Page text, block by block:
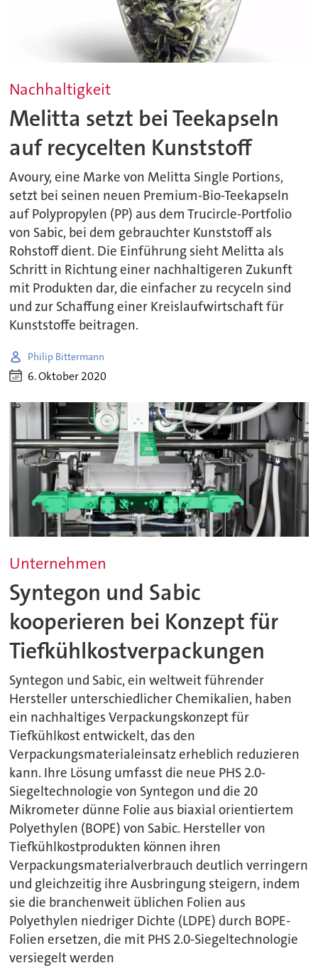
Nachhaltigkeit
Melitta setzt bei Teekapseln
auf recycelten Kunststoff
Avoury, eine Marke von Melitta Single Portions,
setzt bei seinen neuen Premium-Bio-Teekapseln
auf Polypropylen (PP) aus dem Trucircle-Portfolio
von Sabic, bei dem gebrauchter Kunststoff als
Rohstoff dient. Die Einführung sieht Melitta als
Schritt in Richtung einer nachhaltigeren Zukunft
mit Produkten dar, die einfacher zu recyceln sind
und zur Schaffung einer Kreislaufwirtschaft für
Kunststoffe beitragen.
Philip Bittermann
6. Oktober 2020
Unternehmen
Syntegon und Sabic
kooperieren bei Konzept für
Tiefkühlkostverpackungen
Syntegon und Sabic, ein weltweit führender
Hersteller unterschiedlicher Chemikalien, haben
ein nachhaltiges Verpackungskonzept für
Tiefkühlkost entwickelt, das den
Verpackungsmaterialeinsatz erheblich reduzieren
kann. Ihre Lösung umfasst die neue PHS 2.0-
Siegeltechnologie von Syntegon und die 20
Mikrometer dünne Folie aus biaxial orientiertem
Polyethylen (BOPE) von Sabic. Hersteller von
Tiefkühlkostprodukten können ihren
Verpackungsmaterialverbrauch deutlich verringern
und gleichzeitig ihre Ausbringung steigern, indem
sie die branchenweit üblichen Folien aus
Polyethylen niedriger Dichte (LDPE) durch BOPE-
Folien ersetzen, die mit PHS 2.0-Siegeltechnologie
versiegelt werden